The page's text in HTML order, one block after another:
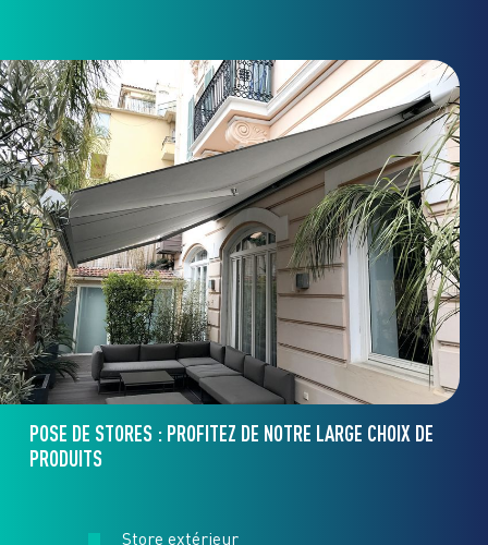
POSE DE STORES : PROFITEZ DE NOTRE LARGE CHOIX DE
PRODUITS
Store extérieur